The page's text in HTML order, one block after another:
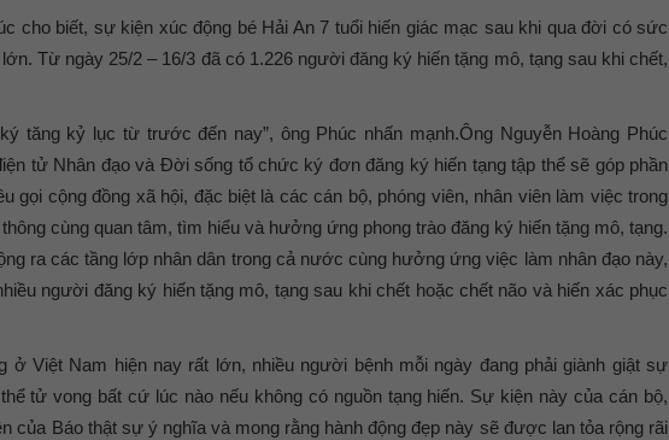
cho biết, sự kiện xúc động bé Hải An 7 tuổi hiến giác mạc sau khi qua đời có sức
Từ ngày 25/2 – 16/3 đã có 1.226 người đăng ký hiến tặng mô, tạng sau khi chết,
tăng kỷ lục từ trước đến nay”, ông Phúc nhấn mạnh.Ông Nguyễn Hoàng Phúc
tử Nhân đạo và Đời sống tổ chức ký đơn đăng ký hiến tạng tập thể sẽ góp phần
gọi cộng đồng xã hội, đặc biệt là các cán bộ, phóng viên, nhân viên làm việc trong
cùng quan tâm, tìm hiểu và hưởng ứng phong trào đăng ký hiến tặng mô, tạng.
ra các tầng lớp nhân dân trong cả nước cùng hưởng ứng việc làm nhân đạo này,
người đăng ký hiến tặng mô, tạng sau khi chết hoặc chết não và hiến xác phục
ở Việt Nam hiện nay rất lớn, nhiều người bệnh mỗi ngày đang phải giành giật sự
tử vong bất cứ lúc nào nếu không có nguồn tạng hiến. Sự kiện này của cán bộ,
của Báo thật sự ý nghĩa và mong rằng hành động đẹp này sẽ được lan tỏa rộng rãi